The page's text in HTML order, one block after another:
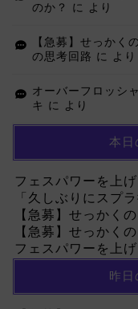
のか？
に より
【急募】せっかく
の思考回路 に より
オーバーフロッシ
キ に より
本日
フェスパワーを上
「久しぶりにスプ
【急募】せっかく
【急募】せっかく
フェスパワーを上
昨